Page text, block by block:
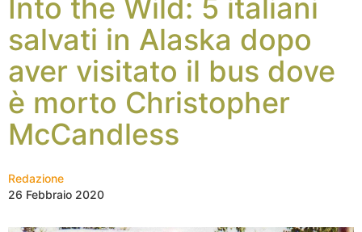
Into the Wild: 5 italiani
salvati in Alaska dopo
aver visitato il bus dove
è morto Christopher
McCandless
Redazione
26 Febbraio 2020